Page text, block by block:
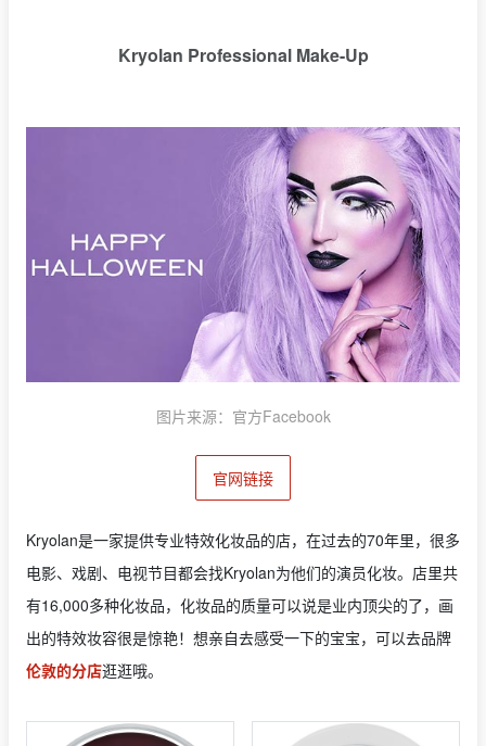
Kryolan Professional Make-Up
图片来源：官方Facebook
官网链接
Kryolan是一家提供专业特效化妆品的店，在过去的70年里，很多
电影、戏剧、电视节目都会找Kryolan为他们的演员化妆。店里共
有16,000多种化妆品，化妆品的质量可以说是业内顶尖的了，画
出的特效妆容很是惊艳！想亲自去感受一下的宝宝，可以去品牌
伦敦的分店逛逛哦。